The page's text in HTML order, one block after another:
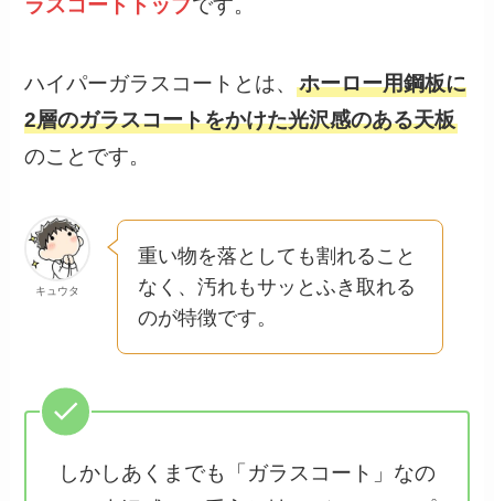
ラスコートトップです。
ハイパーガラスコートとは、ホーロー用鋼板に
2層のガラスコートをかけた光沢感のある天板
のことです。
キュウタ
重い物を落としても割れること
なく、汚れもサッとふき取れる
のが特徴です。
しかしあくまでも「ガラスコート」なの